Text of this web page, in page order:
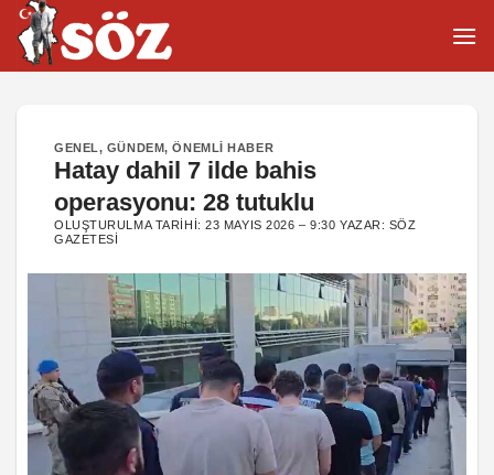
İçeriğe
atla
GENEL, GÜNDEM,ÖNEMLI HABER
Hatay dahil 7 ilde bahis
operasyonu: 28 tutuklu
OLUŞTURULMA TARIHI:23 MAYIS 2026 – 9:30 YAZAR: SÖZ
GAZETESI